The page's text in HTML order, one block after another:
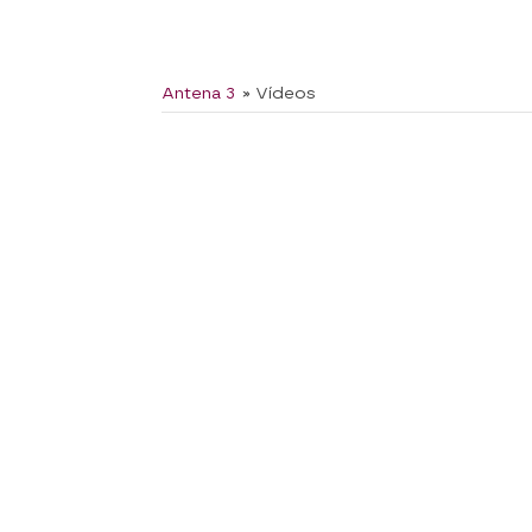
Antena 3 » Vídeos